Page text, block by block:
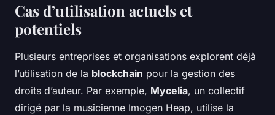
Cas d’utilisation actuels et
potentiels
Plusieurs entreprises et organisations explorent déjà
l’utilisation de la blockchain pour la gestion des
droits d’auteur. Par exemple, Mycelia, un collectif
dirigé par la musicienne Imogen Heap, utilise la